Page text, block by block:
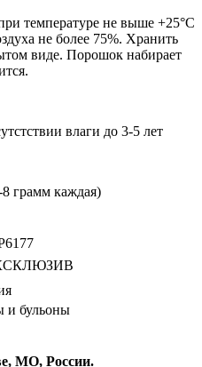
температуре не выше +25°С
не более 75%. Хранить
виде. Порошок набирает
влаги до 3-5 лет
грамм каждая)
и бульоны
МО, России.